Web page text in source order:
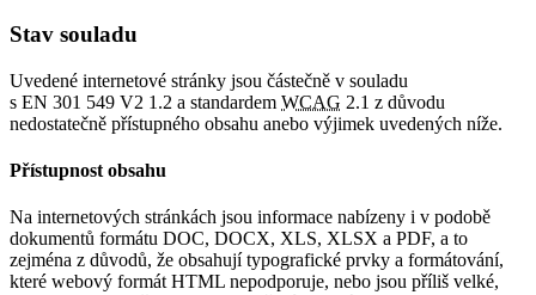
Stav souladu
Uvedené internetové stránky jsou částečně v souladu
s EN 301 549 V2 1.2 a standardem WCAG 2.1 z důvodu
nedostatečně přístupného obsahu anebo výjimek uvedených níže.
Přístupnost obsahu
Na internetových stránkách jsou informace nabízeny i v podobě
dokumentů formátu DOC, DOCX, XLS, XLSX a PDF, a to
zejména z důvodů, že obsahují typografické prvky a formátování,
které webový formát HTML nepodporuje, nebo jsou příliš velké,